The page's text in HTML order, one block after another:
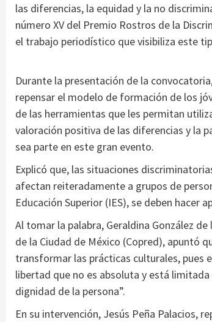
las diferencias, la equidad y la no
número XV del Premio Rostros de la
el trabajo periodístico que visibiliza este
Durante la presentación de la
repensar el modelo de formación de los
de las herramientas que les permitan
valoración positiva de las diferencias y la
sea parte en este gran evento.
Explicó que, las situaciones
afectan reiteradamente a grupos de
Educación Superior (IES), se deben hacer
Al tomar la palabra, Geraldina González
de la Ciudad de México (Copred), apuntó
transformar las prácticas culturales, pues
libertad que no es absoluta y está
dignidad de la persona”.
En su intervención, Jesús Peña Palacios,